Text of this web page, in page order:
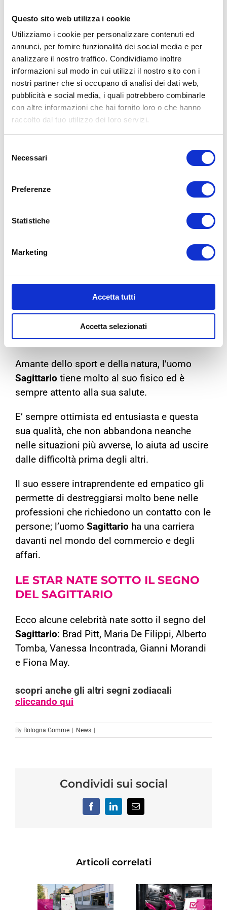
Questo sito web utilizza i cookie
Utilizziamo i cookie per personalizzare contenuti ed
annunci, per fornire funzionalità dei social media e per
analizzare il nostro traffico. Condividiamo inoltre
informazioni sul modo in cui utilizzi il nostro sito con i
nostri partner che si occupano di analisi dei dati web,
pubblicità e social media, i quali potrebbero combinarle
con altre informazioni che hai fornito loro o che hanno
raccolto dal tuo utilizzo dei loro servizi.
delNecessari
Preferenze
Statistiche
Marketing
Accetta tutti
Accetta selezionati
Colore: viola
Auto per te :Porsche Panamera 4E
Hybrid Sport Turismo
Le gomme ideali: Continental Premium
Contact 5
LA DONNA SAGITTARIO
La donna
ha uno spirito curioso
in connessione con il mondo e proprio per le
un’avventuriera per eccellenza. Adora visitare
nuovi luoghi, scoprire nuove culture e fare
rende adatta ad ogni situazione e capace di
trascinare e convincere le persone che la
circondano.
L’UOMOSAGITTARIO
Amante dello sport e della natura, l’uomo
Sagittario tiene molto al suo fisico ed è
sempre attento alla sua salute.
E’ sempre ottimista ed entusiasta e questa
sua qualità, che non abbandona neanche
nelle situazioni più avverse, lo aiuta ad uscire
dalle difficoltà prima degli altri.
Il suo essere intraprendente ed empatico gli
permette di destreggiarsi molto bene nelle
professioni che richiedono un contatto con le
persone; l’uomo Sagittario ha una carriera
davanti nel mondo del commercio e degli
affari.
LE STAR NATE SOTTO IL SEGNO
DEL SAGITTARIO
Ecco alcune celebrità nate sotto il segno del
Sagittario: Brad Pitt, Maria De Filippi, Alberto
Tomba, Vanessa Incontrada, Gianni Morandi
e Fiona May.
scopri anche gli altri segni zodiacali
cliccando qui
By Bologna Gomme News
Condividi sui social
FacebookLinkedInEmail
Articoli correlati
REVISIONE
OGNI
QUANTO
PATENTE
SCADUTA: